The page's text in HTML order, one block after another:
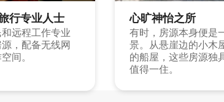
行专业人士
远程工作专业
，配备无线网
间。
心旷神怡之所
有时，房源本身便是
景。从悬崖边的小木
的船屋，这些房源独
值得一住。